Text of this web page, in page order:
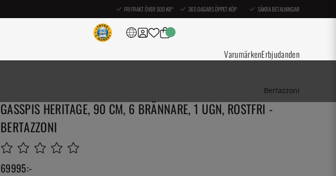
FRI FRAKT ÖVER 500 KR* 365 DAGARS ÖPPET KÖP SÄKRA BETALNINGAR
VarumärkenErbjudanden
Bertazzoni
GASSPIS HERITAGE, 90 CM, 6 BRÄNNARE, 1 UGN, ROSTFRI -
BERTAZZONI
69995:-